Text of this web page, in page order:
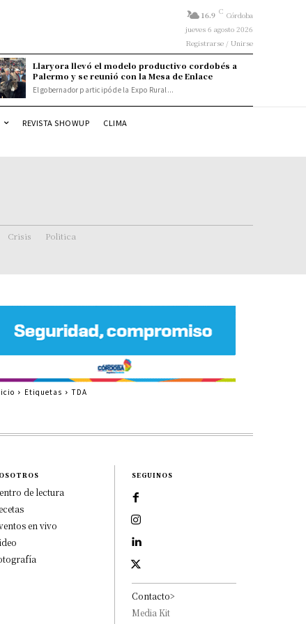
16.9 C Córdoba
jueves 6 agosto 2026
Registrarse / Unirse
Llaryora llevó el modelo productivo cordobés a
Palermo y se reunió con la Mesa de Enlace
El gobernador participó de la Expo Rural...
REVISTA SHOWUP CLIMA
Crisis Politica
Etiquetas TDA
de lectura
en vivo
SEGUINOS
Contacto>
Media Kit